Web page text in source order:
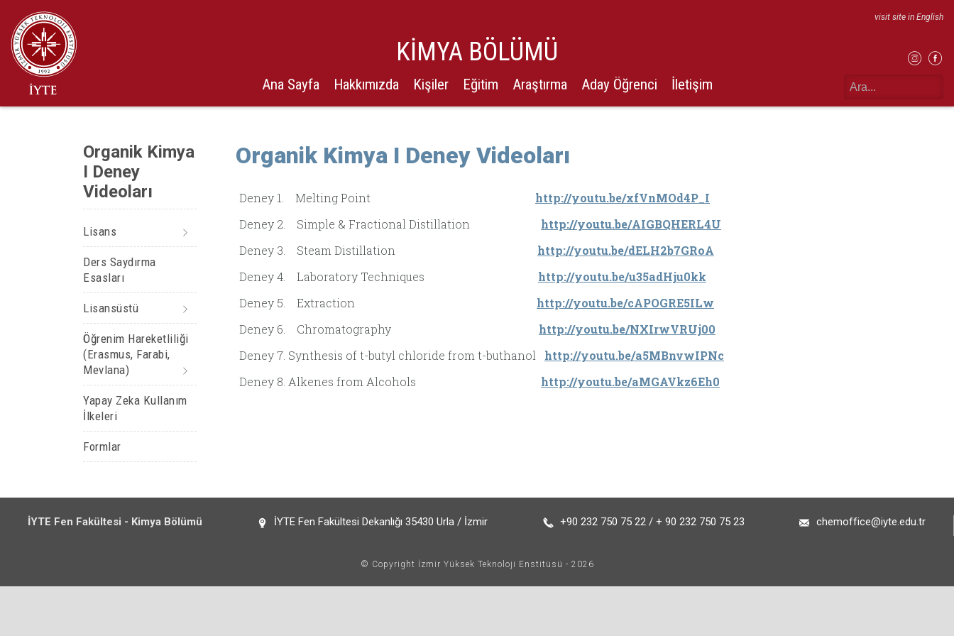
KİMYA BÖLÜMÜ
Ana Sayfa Hakkımızda Kişiler Eğitim Araştırma Aday Öğrenci İletişim
visit site in English
Organik Kimya
I Deney
Videoları
Lisans
Ders Saydırma
Esasları
Lisansüstü
Öğrenim Hareketliliği
(Erasmus, Farabi,
Mevlana)
Yapay Zeka Kullanım
İlkeleri
Formlar
Organik Kimya I Deney Videoları
Deney 1. Melting Point http://youtu.be/xfVnMOd4P_I
Deney 2. Simple & Fractional Distillation http://youtu.be/AIGBQHERL4U
Deney 3. Steam Distillation http://youtu.be/dELH2b7GRoA
Deney 4. Laboratory Techniques http://youtu.be/u35adHju0kk
Deney 5. Extraction http://youtu.be/cAPOGRE5ILw
Deney 6. Chromatography http://youtu.be/NXIrwVRUj00
Deney 7. Synthesis of t-butyl chloride from t-buthanol http://youtu.be/a5MBnvwIPNc
Deney 8. Alkenes from Alcohols http://youtu.be/aMGAVkz6Eh0
İYTE Fen Fakültesi - Kimya Bölümü İYTE Fen Fakültesi Dekanlığı 35430 Urla / İzmir +90 232 750 75 22 / + 90 232 750 75 23 chemoffice@iyte.edu.tr
© Copyright İzmir Yüksek Teknoloji Enstitüsü - 2026